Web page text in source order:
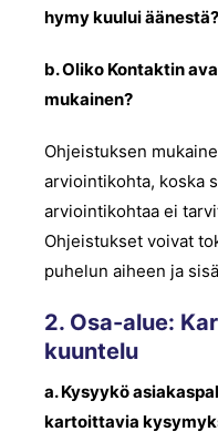
hymy kuului äänestä?
b. Oliko Kontaktin
mukainen?
Ohjeistuksen
arviointikohta, koska
arviointikohtaa ei
Ohjeistukset voivat
puhelun aiheen ja
2. Osa-alue:
kuuntelu
a. Kysyykö
kartoittavia